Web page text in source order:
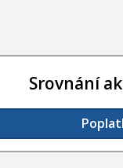
Srovnání